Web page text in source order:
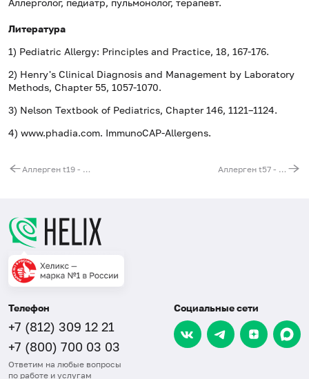
Аллерголог, педиатр, пульмонолог, терапевт.
Литература
1) Pediatric Allergy: Principles and Practice, 18, 167-176.
2) Henry's Clinical Diagnosis and Management by Laboratory
Methods, Chapter 55, 1057-1070.
3) Nelson Textbook of Pediatrics, Chapter 146, 1121–1124.
4) www.phadia.com. ImmunoCAP-Allergens.
Аллерген t19 - акация, IgE (ImmunoCAP) Аллерген t57 - можжевельник, IgE (ImmunoCAP)
Телефон
+7 (812) 309 12 21
+7 (800) 700 03 03
Ответим на любые вопросы
по работе и услугам
Социальные сети